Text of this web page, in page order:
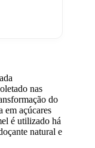
nas
do
em açúcares
é utilizado há
natural e